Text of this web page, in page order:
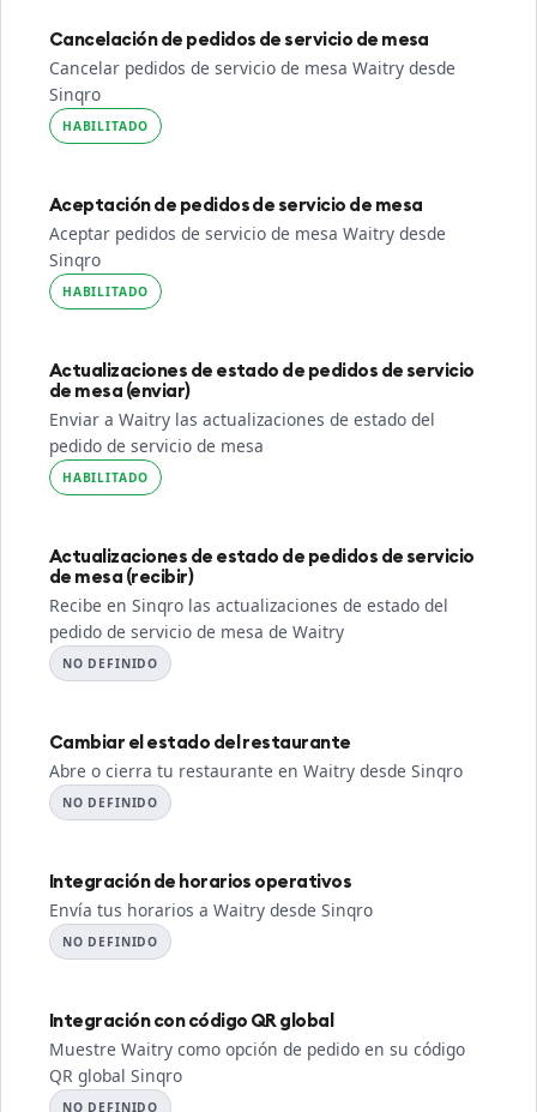
Cancelación de pedidos de servicio de mesa
Cancelar pedidos de servicio de mesa Waitry desde
Sinqro
HABILITADO
Aceptación de pedidos de servicio de mesa
Aceptar pedidos de servicio de mesa Waitry desde
Sinqro
HABILITADO
Actualizaciones de estado de pedidos de servicio
de mesa (enviar)
Enviar a Waitry las actualizaciones de estado del
pedido de servicio de mesa
HABILITADO
Actualizaciones de estado de pedidos de servicio
de mesa (recibir)
Recibe en Sinqro las actualizaciones de estado del
pedido de servicio de mesa de Waitry
NO DEFINIDO
Cambiar el estado del restaurante
Abre o cierra tu restaurante en Waitry desde Sinqro
NO DEFINIDO
Integración de horarios operativos
Envía tus horarios a Waitry desde Sinqro
NO DEFINIDO
Integración con código QR global
Muestre Waitry como opción de pedido en su código
QR global Sinqro
NO DEFINIDO